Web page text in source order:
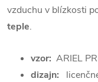
vzduchu v blízkosti
teple.
vzor: ARIEL
dizajn: